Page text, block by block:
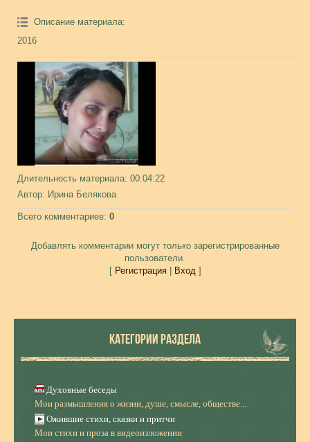
Описание материала:
2016
Длительность материала: 00:04:22
Автор: Ирина Белякова
Всего комментариев: 0
Добавлять комментарии могут только зарегистрированные
пользователи.
[ Регистрация| Вход]
КАТЕГОРИИ РАЗДЕЛА
Духовные беседы
Мои размышления о жизни, душе, смысле, обществе...
Ожившие стихи, сказки и притчи
Мои стихи и проза в видеоизложении